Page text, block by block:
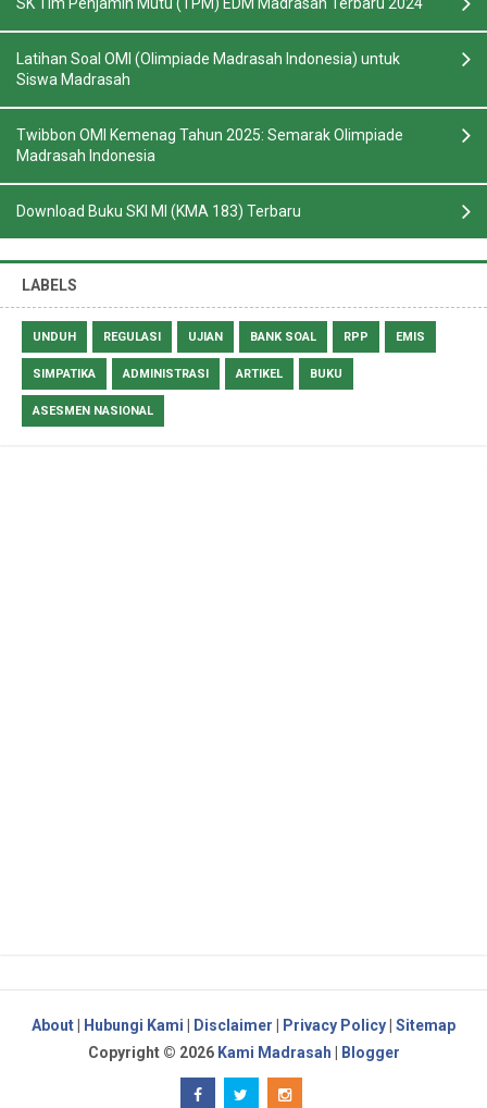
Latihan Soal OMI (Olimpiade Madrasah Indonesia) untuk
Siswa Madrasah
Twibbon OMI Kemenag Tahun 2025: Semarak Olimpiade
Madrasah Indonesia
Download Buku SKI MI (KMA 183) Terbaru
LABELS
UNDUH REGULASI UJIAN BANK SOAL RPP EMIS
SIMPATIKA ADMINISTRASI ARTIKEL BUKU
ASESMEN NASIONAL
About Hubungi Kami Disclaimer Privacy Policy Sitemap
Copyright © 2026 Kami Madrasah Blogger